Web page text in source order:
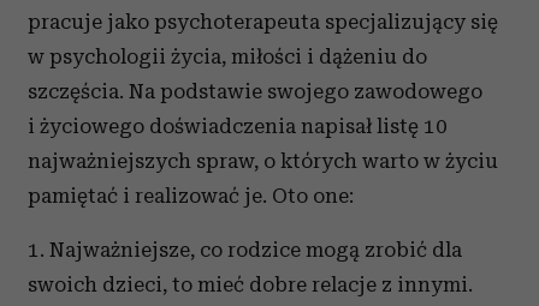
pracuje jako psychoterapeuta specjalizujący się
w psychologii życia, miłości i dążeniu do
szczęścia. Na podstawie swojego zawodowego
i życiowego doświadczenia napisał listę 10
najważniejszych spraw, o których warto w życiu
pamiętać i realizować je. Oto one:
1. Najważniejsze, co rodzice mogą zrobić dla
swoich dzieci, to mieć dobre relacje z innymi.